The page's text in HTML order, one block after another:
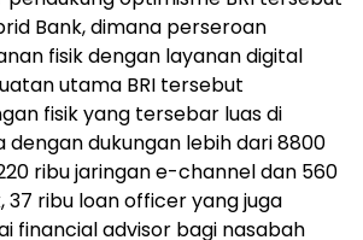
Bank, dimana perseroan
fisik dengan layanan digital
utama BRI tersebut
fisik yang tersebar luas di
dengan dukungan lebih dari 8800
ribu jaringan e-channel dan 560
37 ribu loan officer yang juga
financial advisor bagi nasabah